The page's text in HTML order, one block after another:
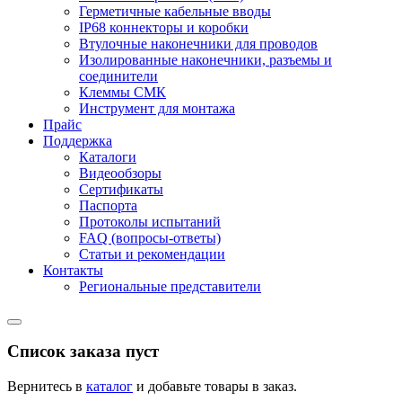
Герметичные кабельные вводы
IP68 коннекторы и коробки
Втулочные наконечники для проводов
Изолированные наконечники, разъемы и
соединители
Клеммы СМК
Инструмент для монтажа
Прайс
Поддержка
Каталоги
Видеообзоры
Сертификаты
Паспорта
Протоколы испытаний
FAQ (вопросы-ответы)
Статьи и рекомендации
Контакты
Региональные представители
Список заказа пуст
Вернитесь в каталог и добавьте товары в заказ.